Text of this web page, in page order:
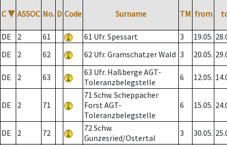
C ▼ ASSOC No. D Code Surname TM from
DE 2 61 61 Ufr. Spessart 3 19.05.
DE
2 62 62 Ufr. Gramschatzer Wald 3 20.05.
DE 2 63
63 Ufr. Haßberge AGT-
Toleranzbelegstelle
6 12.05.
DE 2 71
71 Schw. Scheppacher
Forst AGT-
Toleranzbelegstelle
6 15.05.
DE 2 72
72 Schw.
Gunzesried/Ostertal
3 30.05.